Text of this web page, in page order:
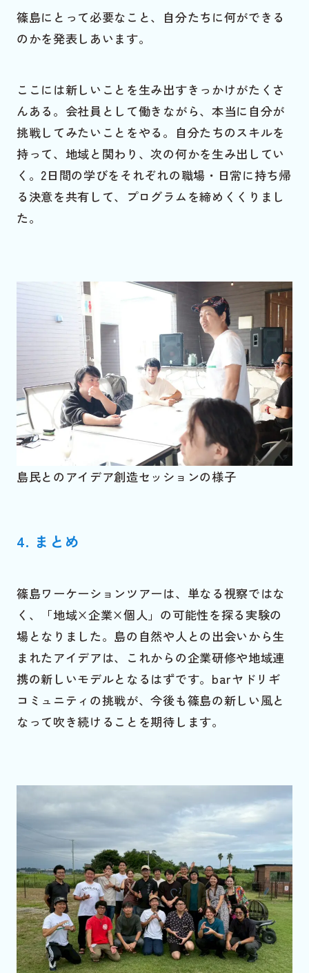
篠島にとって必要なこと、自分たちに何ができる
のかを発表しあいます。
ここには新しいことを生み出すきっかけがたくさ
んある。会社員として働きながら、本当に自分が
挑戦してみたいことをやる。自分たちのスキルを
持って、地域と関わり、次の何かを生み出してい
く。2日間の学びをそれぞれの職場・日常に持ち帰
る決意を共有して、プログラムを締めくくりまし
た。
島民とのアイデア創造セッションの様子
4. まとめ
篠島ワーケーションツアーは、単なる視察ではな
く、「地域×企業×個人」の可能性を探る実験の
場となりました。島の自然や人との出会いから生
まれたアイデアは、これからの企業研修や地域連
携の新しいモデルとなるはずです。barヤドリギ
コミュニティの挑戦が、今後も篠島の新しい風と
なって吹き続けることを期待します。